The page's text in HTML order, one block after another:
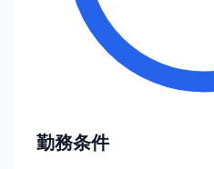
勤務条件